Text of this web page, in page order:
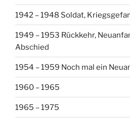
1942 – 1948 Soldat,
1949 – 1953 Rückkehr,
Abschied
1954 – 1959 Noch mal ein
1960 – 1965
1965 – 1975